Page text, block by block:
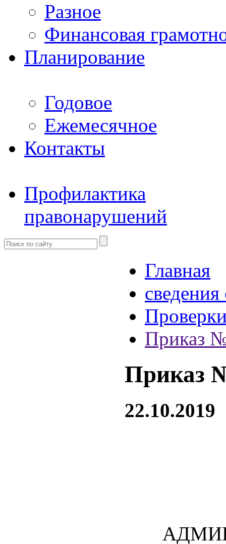
Разное
Финансовая
Планирование
Годовое
Ежемесячное
Контакты
Профилактика
правонарушений
Главная
Приказ
Приказ
22.10.2019